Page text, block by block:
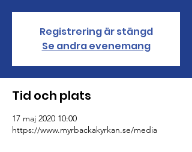
Registrering är stängd
Se andra evenemang
Tid och plats
17 maj 2020 10:00
https://www.myrbackakyrkan.se/media